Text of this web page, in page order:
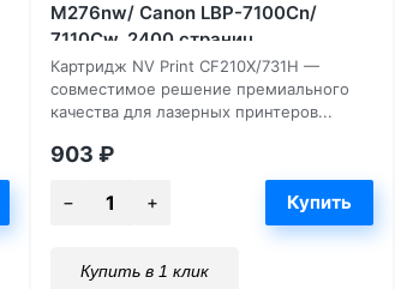
M276nw/ Canon LBP-7100Cn/
7110Cw, 2400 страниц
Картридж NV Print CF210X/731H —
совместимое решение премиального
качества для лазерных принтеров...
903 ₽
Купить в 1 клик